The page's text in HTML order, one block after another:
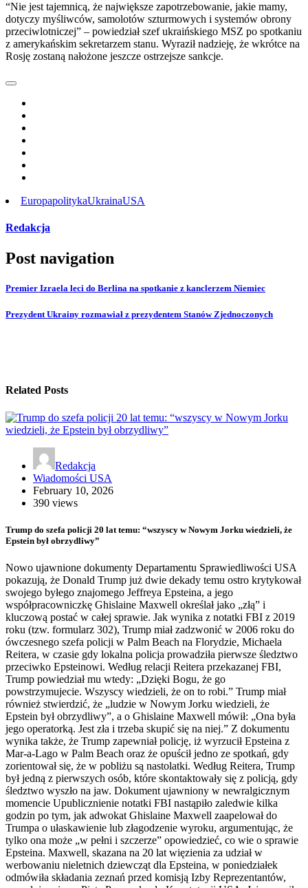
“Nie jest tajemnicą, że największe zapotrzebowanie, jakie mamy,
dotyczy myśliwców, samolotów szturmowych i systemów obrony
przeciwlotniczej” – powiedział szef ukraińskiego MSZ po spotkaniu
z amerykańskim sekretarzem stanu. Wyraził nadzieję, że wkrótce na
Rosję zostaną nałożone jeszcze ostrzejsze sankcje.
EuropapolitykaUkrainaUSA
Redakcja
Post navigation
Premier Izraela leci do Berlina na spotkanie z kanclerzem Niemiec
Prezydent Ukrainy rozmawiał z prezydentem Stanów Zjednoczonych
Related Posts
Redakcja
Wiadomości USA
February 10, 2026
390 views
Trump do szefa policji 20 lat temu: “wszyscy w Nowym Jorku wiedzieli, że
Epstein był obrzydliwy”
Nowo ujawnione dokumenty Departamentu Sprawiedliwości USA
pokazują, że Donald Trump już dwie dekady temu ostro krytykował
swojego byłego znajomego Jeffreya Epsteina, a jego
współpracowniczkę Ghislaine Maxwell określał jako „złą” i
kluczową postać w całej sprawie. Jak wynika z notatki FBI z 2019
roku (tzw. formularz 302), Trump miał zadzwonić w 2006 roku do
ówczesnego szefa policji w Palm Beach na Florydzie, Michaela
Reitera, w czasie gdy lokalna policja prowadziła pierwsze śledztwo
przeciwko Epsteinowi. Według relacji Reitera przekazanej FBI,
Trump powiedział mu wtedy: „Dzięki Bogu, że go
powstrzymujecie. Wszyscy wiedzieli, że on to robi.” Trump miał
również stwierdzić, że „ludzie w Nowym Jorku wiedzieli, że
Epstein był obrzydliwy”, a o Ghislaine Maxwell mówił: „Ona była
jego operatorką. Jest zła i trzeba skupić się na niej.” Z dokumentu
wynika także, że Trump zapewniał policję, iż wyrzucił Epsteina z
Mar-a-Lago w Palm Beach oraz że opuścił jedno ze spotkań, gdy
zorientował się, że w pobliżu są nastolatki. Według Reitera, Trump
był jedną z pierwszych osób, które skontaktowały się z policją, gdy
śledztwo wyszło na jaw. Dokument ujawniony w newralgicznym
momencie Upublicznienie notatki FBI nastąpiło zaledwie kilka
godzin po tym, jak adwokat Ghislaine Maxwell zaapelował do
Trumpa o ułaskawienie lub złagodzenie wyroku, argumentując, że
tylko ona może „w pełni i szczerze” opowiedzieć, co wie o sprawie
Epsteina. Maxwell, skazana na 20 lat więzienia za udział w
werbowaniu nieletnich dziewcząt dla Epsteina, w poniedziałek
odmówiła składania zeznań przed komisją Izby Reprezentantów,